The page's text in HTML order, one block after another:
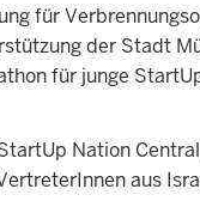
für
der Stadt
für junge
Nation
aus